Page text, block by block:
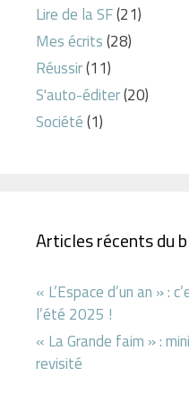
Lire de la SF(21)
Mes écrits(28)
Réussir(11)
S'auto-éditer(20)
Société(1)
Articles récents du
« L’Espace d’un an » :
l’été 2025 !
« La Grande faim » :
revisité